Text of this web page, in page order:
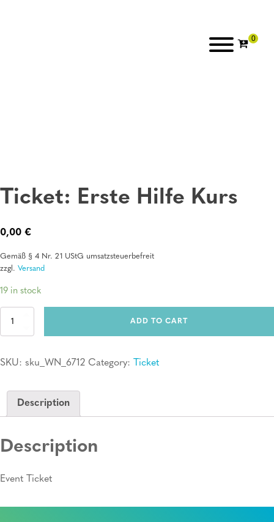
Ticket: Erste Hilfe Kurs
0,00 €
Gemäß § 4 Nr. 21 UStG umsatzsteuerbefreit
zzgl. Versand
19 in stock
Ticket:
quantity
ADD TO CART
SKU: sku_WN_6712 Category: Ticket
Description
Description
Event Ticket